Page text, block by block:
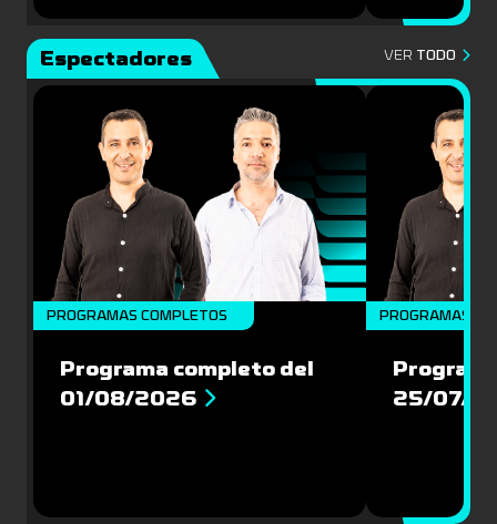
Espectadores VER TODO
PROGRAMAS COMPLETOS
Programa completo del
01/08/2026
PROGRAMAS
25/07/